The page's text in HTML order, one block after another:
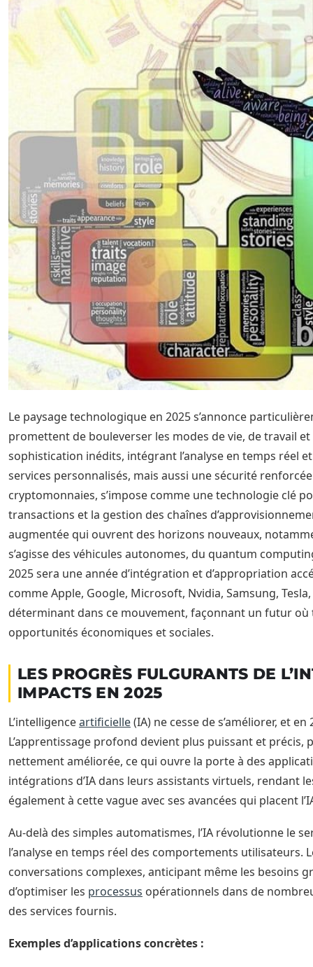
Le paysage technologique en 2025 s’annonce
promettent de bouleverser les modes de vie, de travail
sophistication inédits, intégrant l’analyse en temps réel
services personnalisés, mais aussi une sécurité
cryptomonnaies, s’impose comme une technologie clé
transactions et la gestion des chaînes
augmentée qui ouvrent des horizons nouveaux,
s’agisse des véhicules autonomes, du quantum
2025 sera une année d’intégration et d’appropriation
comme Apple, Google, Microsoft, Nvidia, Samsung,
déterminant dans ce mouvement, façonnant un futur
opportunités économiques et sociales.
LES PROGRÈS FULGURANTS DE
IMPACTS EN 2025
L’intelligenceartificielle(IA) ne cesse de s’améliorer, et
L’apprentissage profond devient plus puissant et
nettement améliorée, ce qui ouvre la porte à des
intégrations d’IA dans leurs assistants virtuels, rendant
également à cette vague avec ses avancées qui placent
Au-delà des simples automatismes, l’IA révolutionne le
l’analyse en temps réel des comportements
conversations complexes, anticipant même les besoins
d’optimiser les processus opérationnels dans de
des services fournis.
Exemples d’applications concrètes :